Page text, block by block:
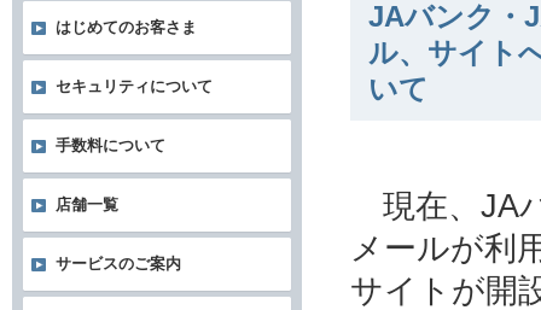
JAバンク・
ル、サイト
いて
現在、JA
メールが利
サイトが開
はじめてのお客さま
セキュリティについて
手数料について
店舗一覧
サービスのご案内